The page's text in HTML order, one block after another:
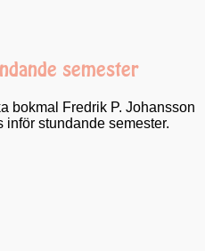
semester
bokmal Fredrik P. Johansson
inför stundande semester.